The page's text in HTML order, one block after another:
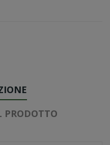
PRODOTTO